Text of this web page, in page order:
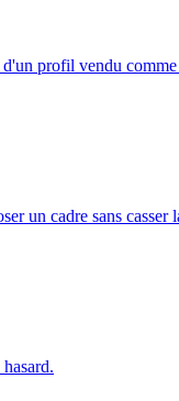
profil vendu comme
un cadre sans casser